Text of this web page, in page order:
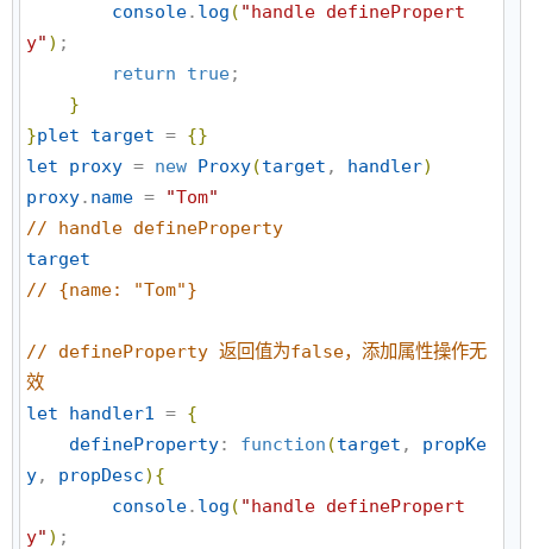
console. log ( "handle definePropert
y" ) ;
return
true;
}
}plet target = {}
let
proxy = new Proxy(target , handler)
proxy. name = "Tom"
// handle defineProperty
target
// {name: "Tom"}
// defineProperty 返回值为false，添加属性操作无
效
let
handler1 = {
defineProperty: function (target , propKe
y, propDesc) {
console. log ( "handle definePropert
y" ) ;